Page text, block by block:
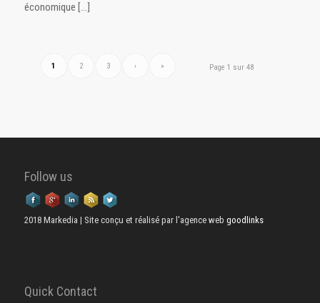
économique […]
Page 1 sur 48
1 2 3 › »
Follow us
2018 Markedia | Site conçu et réalisé par l'agence web goodlinks
Quick Contact